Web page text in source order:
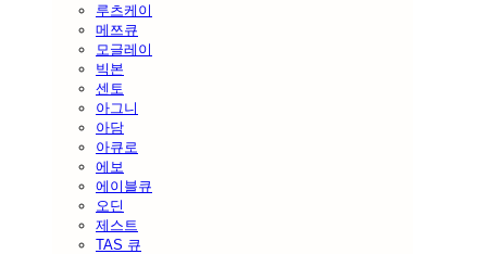
루츠케이
메쯔큐
모글레이
빅본
센토
아그니
아담
아큐로
에보
에이블큐
오딘
제스트
TAS 큐